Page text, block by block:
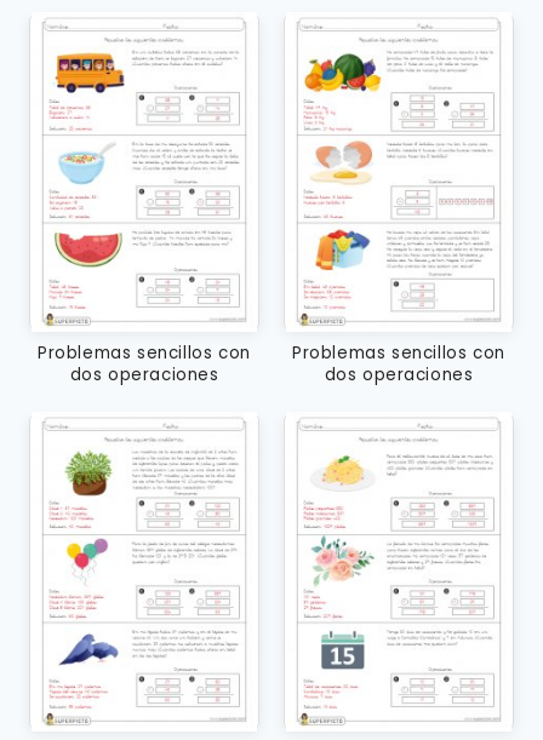
Problemas sencillos con
dos operaciones
Problemas sencillos con
dos operaciones